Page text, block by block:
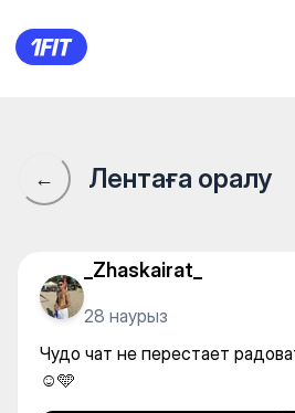
Чудо чат не
← Лентаға оралу
_Zhaskairat_
28 наурыз
Чудо чат не перестает
☺️🩵